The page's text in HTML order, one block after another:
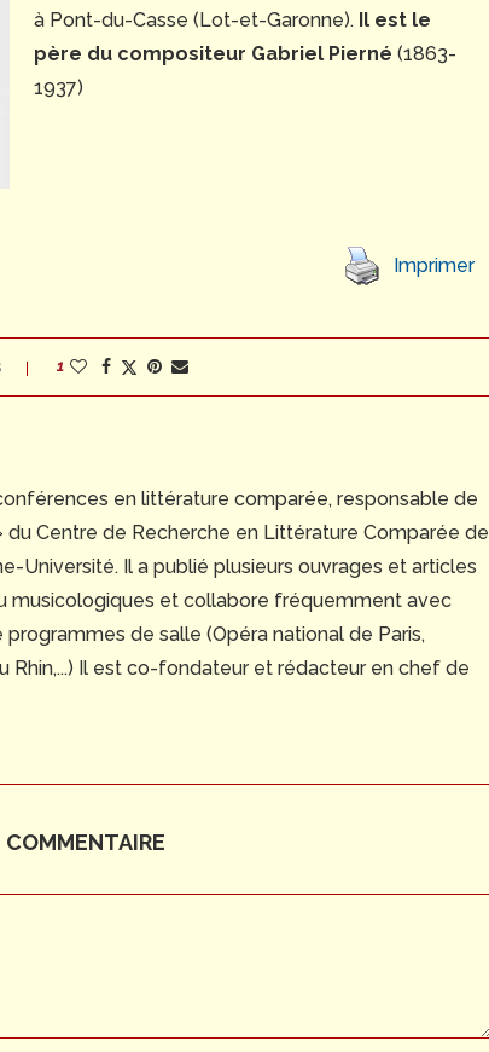
à Pont-du-Casse (Lot-et-Garonne). Il est le
père du compositeur Gabriel Pierné (1863-
1937)
Imprimer
1
en littérature comparée, responsable de
du Centre de Recherche en Littérature Comparée de
Université. Il a publié plusieurs ouvrages et articles
musicologiques et collabore fréquemment avec
de salle (Opéra national de Paris,
Rhin,...) Il est co-fondateur et rédacteur en chef de
COMMENTAIRE